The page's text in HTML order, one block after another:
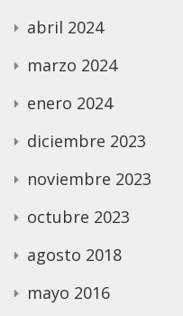
abril 2024
marzo 2024
enero 2024
diciembre 2023
noviembre 2023
octubre 2023
agosto 2018
mayo 2016